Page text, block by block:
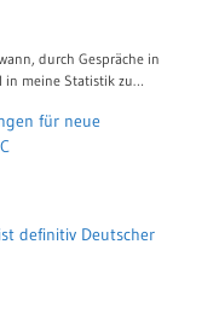
durch Gespräche in
in meine Statistik zu…
für neue
definitiv Deutscher